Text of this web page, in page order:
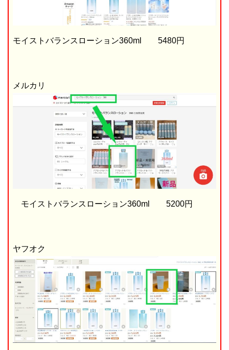
モイストバランスローション360ml 5480円
メルカリ
モイストバランスローション360ml 5200円
ヤフオク